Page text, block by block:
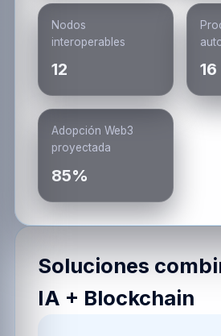
Nodos
interoperables
12 16
Adopción Web3
proyectada
85%
Soluciones
IA + Blockchain